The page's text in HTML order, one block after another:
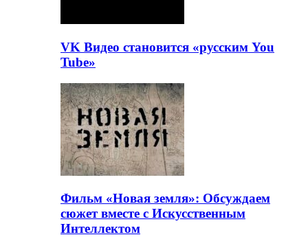
VK Видео становится «русским You
Tube»
Фильм «Новая земля»: Обсуждаем
сюжет вместе с Искусственным
Интеллектом